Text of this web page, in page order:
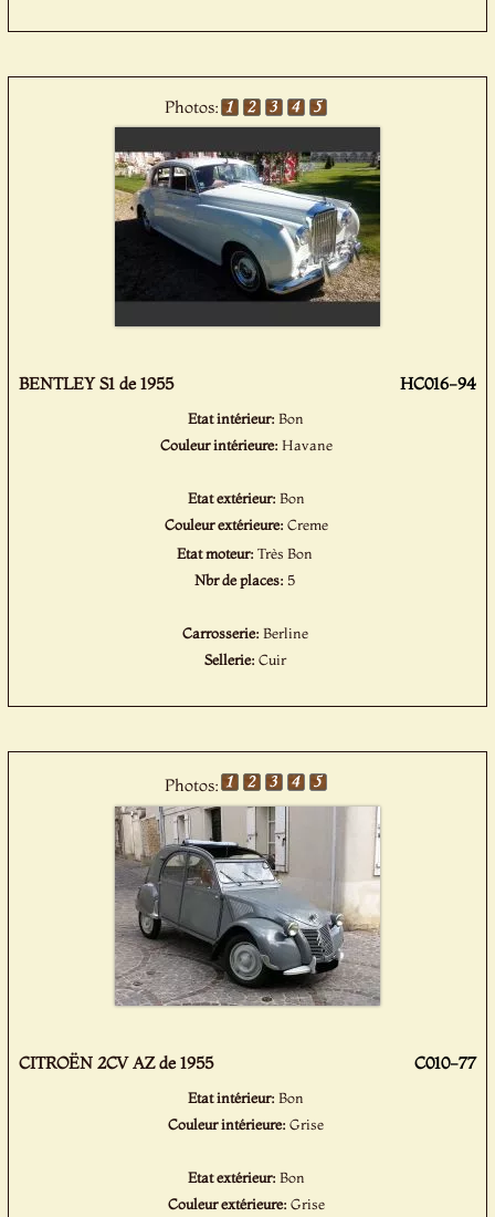
Photos:
BENTLEY S1 de 1955 HC016-94
Etat intérieur:Bon
Couleur intérieure: Havane
Etat extérieur: Bon
Couleur extérieure: Creme
Etat moteur:Très Bon
Nbr de places: 5
Carrosserie: Berline
Sellerie: Cuir
Photos:
CITROËN 2CV AZ de 1955 C010-77
Etat intérieur:Bon
Couleur intérieure:Grise
Etat extérieur: Bon
Couleur extérieure: Grise